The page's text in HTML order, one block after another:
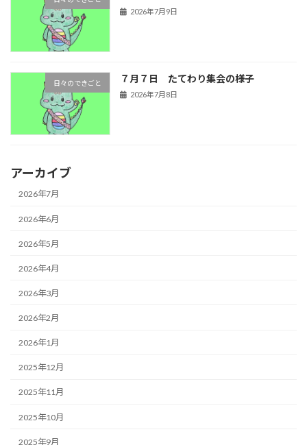
2026年7月9日
日々のできごと ７月７日 たてわり集会の様子
2026年7月8日
アーカイブ
2026年7月
2026年6月
2026年5月
2026年4月
2026年3月
2026年2月
2026年1月
2025年12月
2025年11月
2025年10月
2025年9月